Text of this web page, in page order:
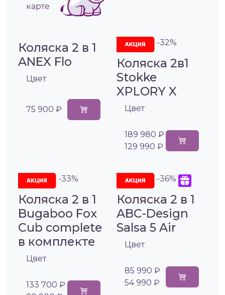
карте
Коляска 2 в 1
ANEX Flo
Цвет
75 900 ₽
-32%
Коляска 2в1
Stokke
XPLORY X
Цвет
189 980 ₽
129 990 ₽
-33%
Коляска 2 в 1
Bugaboo Fox
Cub complete
в комплекте
Цвет
133 700 ₽
-36%
Коляска 2 в 1
ABC-Design
Salsa 5 Air
Цвет
85 990 ₽
54 990 ₽